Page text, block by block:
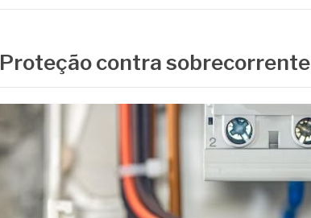
Proteção contra sobrecorrente